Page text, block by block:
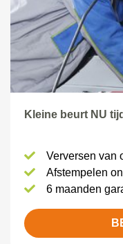
Kleine beurt NU
Verversen van
Afstempelen
6 maanden